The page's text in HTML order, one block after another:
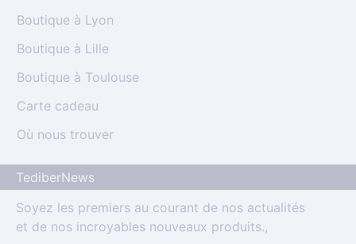
Boutique à Lyon
Boutique à Lille
Boutique à Toulouse
Carte cadeau
Où nous trouver
TediberNews
Soyez les premiers au courant de nos actualités
et de nos incroyables nouveaux produits.,